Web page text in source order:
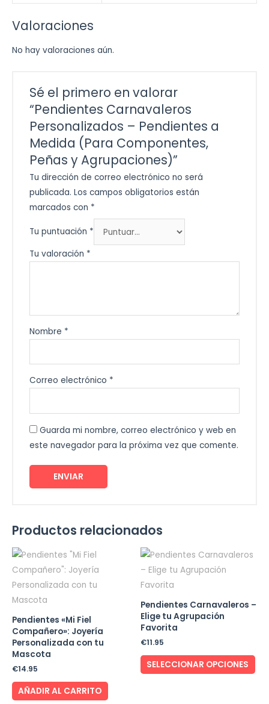
Valoraciones
No hay valoraciones aún.
Sé el primero en valorar
“Pendientes Carnavaleros
Personalizados – Pendientes a
Medida (Para Componentes,
Peñas y Agrupaciones)”
Tu dirección de correo electrónico no será
publicada. Los campos obligatorios están
marcados con *
Tu puntuación *
Tu valoración *
Nombre *
Correo electrónico *
Guarda mi nombre, correo electrónico y web en
este navegador para la próxima vez que comente.
Productos relacionados
Pendientes «Mi Fiel
Compañero»: Joyería
Personalizada con tu
Mascota
€14.95
AÑADIR AL CARRITO
Pendientes Carnavaleros –
Elige tu Agrupación
Favorita
€11.95
SELECCIONAR OPCIONES